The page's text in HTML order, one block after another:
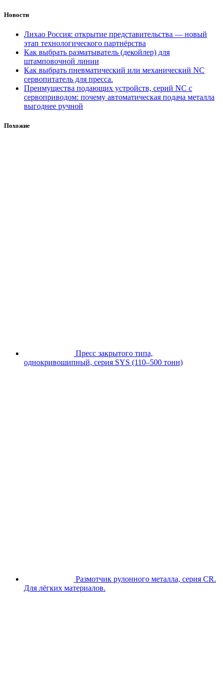
Новости
Лихао Россия: открытие представительства — новый
этап технологического партнёрства
Как выбрать разматыватель (декойлер) для
штамповочной линии
Как выбрать пневматический или механический NC
сервопитатель для пресса.
Преимущества подающих устройств, серий NC с
сервоприводом: почему автоматическая подача металла
выгоднее ручной
Похожие
Пресс закрытого типа,
однокривошипный, серия SYS (110–500 тонн)
Размотчик рулонного металла, серия CR.
Для лёгких материалов.